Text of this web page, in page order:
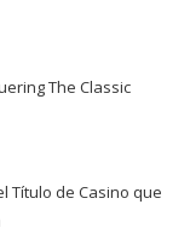
The Classic
Título de Casino que